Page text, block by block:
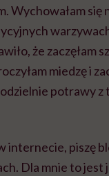
Wychowałam się
że zaczęłam
miedzę i
potrawy z
internecie, piszę
Dla mnie to jest